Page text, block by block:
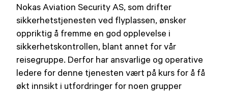
Nokas Aviation Security AS, som drifter
sikkerhetstjenesten ved flyplassen, ønsker
oppriktig å fremme en god opplevelse i
sikkerhetskontrollen, blant annet for vår
reisegruppe. Derfor har ansvarlige og operative
ledere for denne tjenesten vært på kurs for å få
økt innsikt i utfordringer for noen grupper